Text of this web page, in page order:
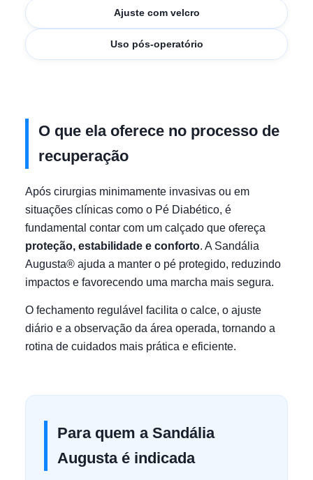
Ajuste com velcro
Uso pós-operatório
O que ela oferece no processo de
recuperação
Após cirurgias minimamente invasivas ou em
situações clínicas como o Pé Diabético, é
fundamental contar com um calçado que ofereça
proteção, estabilidade e conforto. A Sandália
Augusta® ajuda a manter o pé protegido, reduzindo
impactos e favorecendo uma marcha mais segura.
O fechamento regulável facilita o calce, o ajuste
diário e a observação da área operada, tornando a
rotina de cuidados mais prática e eficiente.
Para quem a Sandália
Augusta é indicada